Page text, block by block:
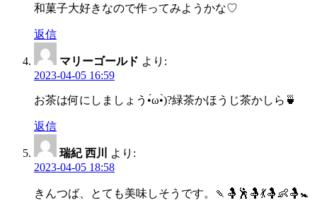
和菓子大好きなので作ってみようかな♡
返信
マリーゴールド より:
2023-04-05 16:59
お茶は何にしましょう•́ω•̀)?緑茶かほうじ茶かしら🍵
返信
瑞紀 西川
より:
2023-04-05 18:58
きんつば、とても美味しそうです。🍡🤱🕺🤱💃🤱👶🤱🚼